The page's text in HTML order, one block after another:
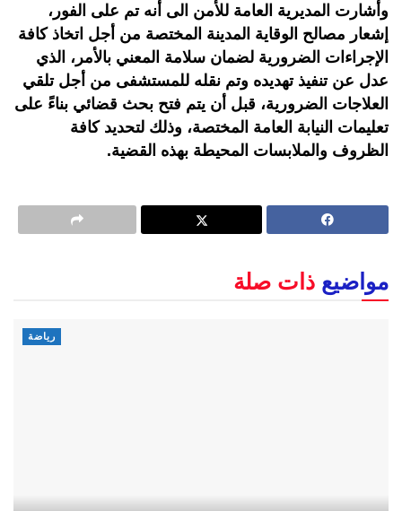
وأشارت المديرية العامة للأمن الى أنه تم على الفور،
إشعار مصالح الوقاية المدينة المختصة من أجل اتخاذ كافة
الإجراءات الضرورية لضمان سلامة المعني بالأمر، الذي
عدل عن تنفيذ تهديده وتم نقله للمستشفى من أجل تلقي
العلاجات الضرورية، قبل أن يتم فتح بحث قضائي بناءً على
تعليمات النيابة العامة المختصة، وذلك لتحديد كافة
الظروف والملابسات المحيطة بهذه القضية.
مواضيع ذات صلة
رياضة